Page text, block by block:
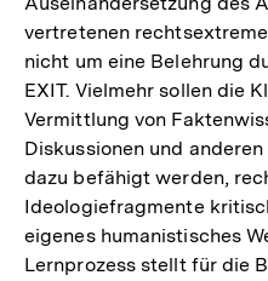
vertretenen
nicht um eine Belehrung
EXIT. Vielmehr sollen die
Vermittlung von
Diskussionen und
dazu befähigt werden,
Ideologiefragmente
eigenes humanistisches
Lernprozess stellt für die